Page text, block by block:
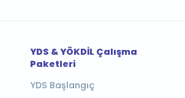
YDS & YÖKDİL Çalışma
Paketleri
YDS Başlangıç